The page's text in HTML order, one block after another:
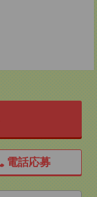
電話応募